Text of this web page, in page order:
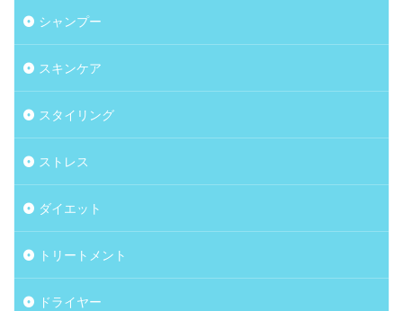
シャンプー
スキンケア
スタイリング
ストレス
ダイエット
トリートメント
ドライヤー